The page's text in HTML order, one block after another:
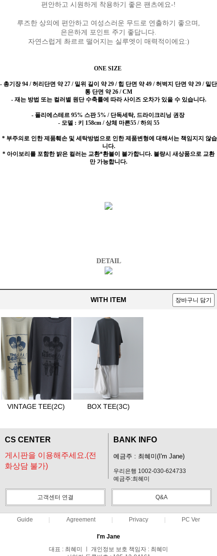
편안하고 시원하게 착용하기 좋은 팬츠에요-!
루즈한 상의에 편안하고 여성스러운 무드로 연출하기 좋으며,
은은하게 포인트 주기 좋답니다.
자연스럽게 촤르르 떨어지는 실루엣이 매력적이에요:)
ONE SIZE
- 총기장 94 / 허리단면 약 27 / 밑위 길이 약 29 / 힙 단면 약 49 / 허벅지 단면 약 29 / 밑단
통 단면 약 26 / CM
- 재는 방법 또는 컬러별 원단 수축률에 따라 사이즈 오차가 있을 수 있습니다.
- 폴리에스테르 95% 스판 5% / 단독세탁, 드라이크리닝 권장
- 모델 : 키 158cm / 상체 마른55 / 하의 55
* 부주의로 인한 제품훼손 및 세탁방법으로 인한 제품변형에 대해서는 책임지지 않습
니다.
* 아이보리를 포함한 밝은 컬러는 교환*환불이 불가합니다. 불량시 새상품으로 교환
만 가능합니다.
DETAIL
WITH ITEM 장바구니 담기
VINTAGE TEE(2C) BOX TEE(3C)
CS CENTER
게시판을 이용해주세요.(전
화상담 불가)
BANK INFO
예금주 : 최혜미(I'm Jane)
우리은행 1002-030-624733
예금주:최혜미
고객센터 연결 Q&A
Guide Agreement Privacy PC Ver
I′m Jane
대표 : 최혜미 ㅣ 개인정보 보호 책임자 : 최혜미